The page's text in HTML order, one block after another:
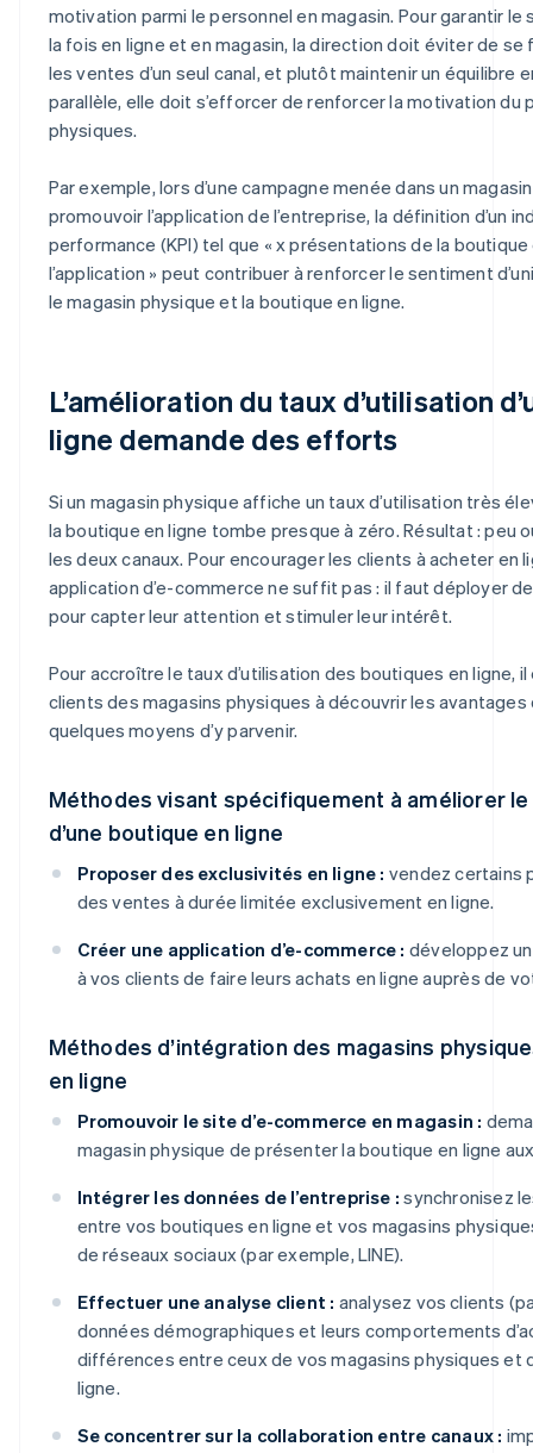
motivation parmi le personnel en magasin. Pour garantir le
la fois en ligne et en magasin, la direction doit éviter de
les ventes d’un seul canal, et plutôt maintenir un équilibre
parallèle, elle doit s’efforcer de renforcer la motivation du
physiques.
Par exemple, lors d’une campagne menée dans un
promouvoir l’application de l’entreprise, la définition d’un
performance (KPI) tel que « x présentations de la
l’application » peut contribuer à renforcer le sentiment
le magasin physique et la boutique en ligne.
L’amélioration du taux d’utilisation
ligne demande des efforts
Si un magasin physique affiche un taux d’utilisation très
la boutique en ligne tombe presque à zéro. Résultat : peu
les deux canaux. Pour encourager les clients à acheter en
application d’e-commerce ne suffit pas : il faut déployer
pour capter leur attention et stimuler leur intérêt.
Pour accroître le taux d’utilisation des boutiques en ligne,
clients des magasins physiques à découvrir les avantages
quelques moyens d’y parvenir.
Méthodes visant spécifiquement à améliorer le
d’une boutique en ligne
Proposer des exclusivités en ligne : vendez certains
des ventes à durée limitée exclusivement en ligne.
Créer une application d’e-commerce : développez
à vos clients de faire leurs achats en ligne auprès de
Méthodes d’intégration des magasins
en ligne
Promouvoir le site d’e-commerce en magasin :
magasin physique de présenter la boutique en ligne
Intégrer les données de l’entreprise : synchronisez
entre vos boutiques en ligne et vos magasins
de réseaux sociaux (par exemple, LINE).
Effectuer une analyse client : analysez vos clients
données démographiques et leurs comportements
différences entre ceux de vos magasins physiques et
ligne.
Se concentrer sur la collaboration entre canaux :